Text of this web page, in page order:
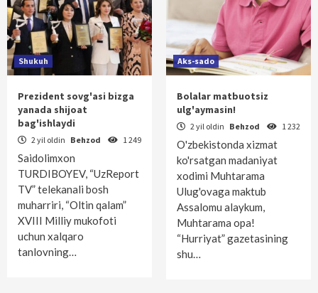
Shukuh
Prezident sovg'asi bizga
yanada shijoat
bag'ishlaydi
2 yil oldin Behzod 1 249
Saidolimxon
TURDIBOYEV, “UzReport
TV” telekanali bosh
muharriri, “Oltin qalam”
XVIII Milliy mukofoti
uchun xalqaro
tanlovning…
Aks-sado
Bolalar matbuotsiz
ulg'aymasin!
2 yil oldin Behzod 1 232
O'zbekistonda xizmat
ko'rsatgan madaniyat
xodimi Muhtarama
Ulug'ovaga maktub
Assalomu alaykum,
Muhtarama opa!
“Hurriyat” gazetasining
shu…